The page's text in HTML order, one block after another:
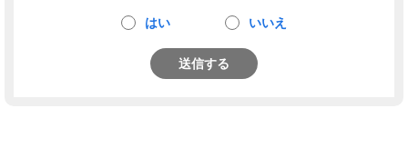
はい いいえ
送信する